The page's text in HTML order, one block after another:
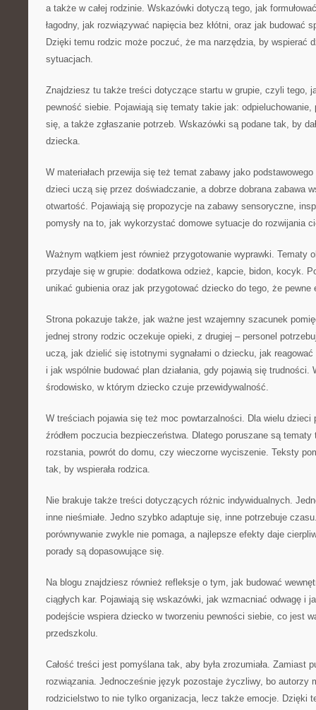
a także w całej rodzinie. Wskazówki dotyczą tego, jak
łagodny, jak rozwiązywać napięcia bez kłótni, oraz jak budować
Dzięki temu rodzic może poczuć, że ma narzędzia, by wspierać
sytuacjach.
Znajdziesz tu także treści dotyczące startu w grupie, czyli tego,
pewność siebie. Pojawiają się tematy takie jak: odpieluchowanie,
się, a także zgłaszanie potrzeb. Wskazówki są podane tak, by
dziecka.
W materiałach przewija się też temat zabawy jako
dzieci uczą się przez doświadczanie, a dobrze dobrana zabawa
otwartość. Pojawiają się propozycje na zabawy sensoryczne,
pomysły na to, jak wykorzystać domowe sytuacje do rozwijania
Ważnym wątkiem jest również przygotowanie wyprawki. Tematy
przydaje się w grupie: dodatkowa odzież, kapcie, bidon, kocyk.
unikać gubienia oraz jak przygotować dziecko do tego, że pewne
Strona pokazuje także, jak ważne jest wzajemny szacunek
jednej strony rodzic oczekuje opieki, z drugiej – personel
uczą, jak dzielić się istotnymi sygnałami o dziecku, jak
i jak wspólnie budować plan działania, gdy pojawią się trudności.
środowisko, w którym dziecko czuje przewidywalność.
W treściach pojawia się też moc powtarzalności. Dla wielu dzieci
źródłem poczucia bezpieczeństwa. Dlatego poruszane są tematy
rozstania, powrót do domu, czy wieczorne wyciszenie. Teksty
tak, by wspierała rodzica.
Nie brakuje także treści dotyczących różnic indywidualnych.
inne nieśmiałe. Jedno szybko adaptuje się, inne potrzebuje
porównywanie zwykle nie pomaga, a najlepsze efekty daje
porady są dopasowujące się.
Na blogu znajdziesz również refleksje o tym, jak budować
ciągłych kar. Pojawiają się wskazówki, jak wzmacniać odwagę i
podejście wspiera dziecko w tworzeniu pewności siebie, co jest
przedszkolu.
Całość treści jest pomyślana tak, aby była zrozumiała. Zamiast
rozwiązania. Jednocześnie język pozostaje życzliwy, bo autorzy
rodzicielstwo to nie tylko organizacja, lecz także emocje. Dzięki